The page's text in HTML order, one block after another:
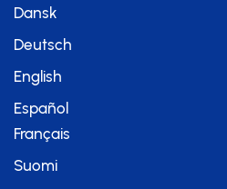
Dansk
Deutsch
English
Español
Français
Suomi